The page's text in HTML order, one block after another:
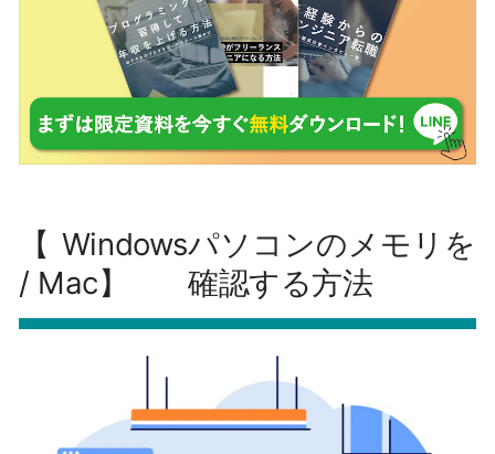
【Windows
/ Mac】
パソコンのメモリを
確認する方法